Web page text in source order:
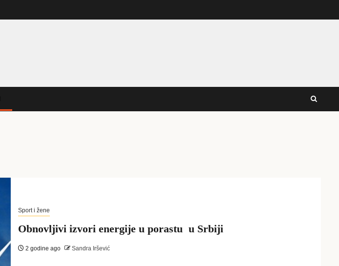
Sport i žene
Obnovljivi izvori energije u porastu u Srbiji
2 godine ago Sandra Iršević